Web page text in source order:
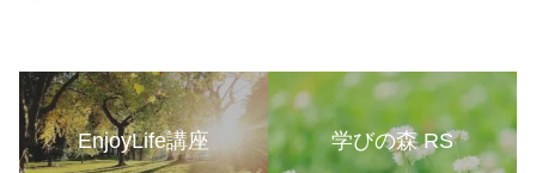
EnjoyLife講座 学びの森 RS